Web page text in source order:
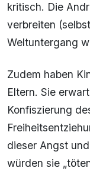
kritisch. Die
verbreiten
Weltuntergang
Zudem haben
Eltern. Sie
Konfiszierung
dieser Angst
würden sie